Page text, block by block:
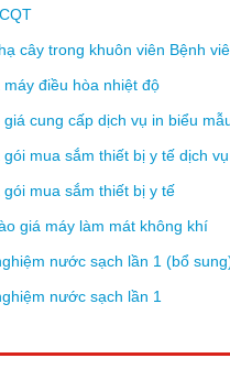
cây trong khuôn viên Bệnh
điều hòa nhiệt độ
cung cấp dịch vụ in biểu
mua sắm thiết bị y tế dịch vụ
mua sắm thiết bị y tế
giá máy làm mát không khí
nước sạch lần 1 (bổ
nước sạch lần 1